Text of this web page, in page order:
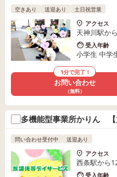
空きあり 送迎あり 土日祝営業
アクセス
天神川駅か
受入年齢
小学生 中学
1分で完了！
お問い合わせ
（無料）
多機能型事業所かりん 【
問い合わせ受付中 送迎あり
アクセス
西条駅から